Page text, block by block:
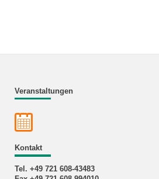
Veranstaltungen
Kontakt
Tel. +49 721 608-43483